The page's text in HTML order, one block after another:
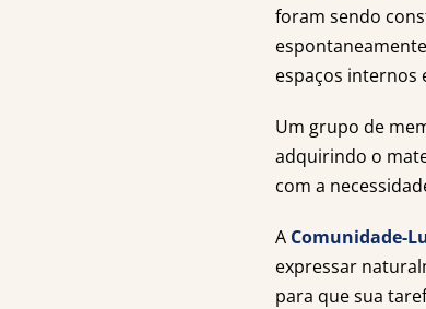
foram sendo
espaços internos
Um grupo de
adquirindo o
com a
A Comunidade-
expressar
para que sua